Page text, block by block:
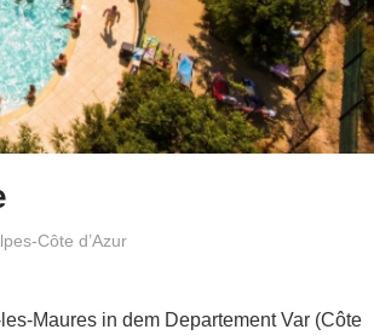
Côte d’Azur
Maures in dem Departement Var (Côte